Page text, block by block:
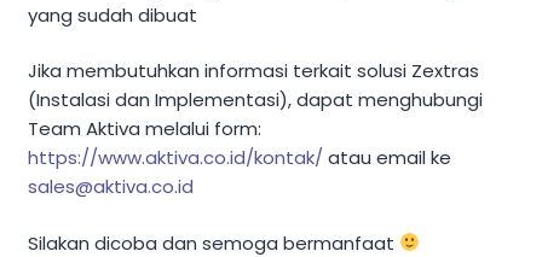
yang sudah dibuat
Jika membutuhkan informasi terkait solusi Zextras
(Instalasi dan Implementasi), dapat menghubungi
Team Aktiva melalui form:
https://www.aktiva.co.id/kontak/ atau email ke
sales@aktiva.co.id
Silakan dicoba dan semoga bermanfaat